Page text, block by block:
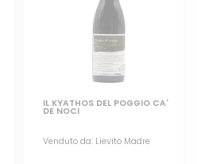
IL KYATHOS DEL POGGIO CA'
DE NOCI
Venduto da: Lievito Madre